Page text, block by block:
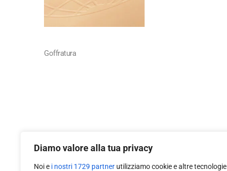
Diamo valore alla tua privacy
Noi e i nostri 1729 partner utilizziamo cookie e altre tecnologie
Goffratura